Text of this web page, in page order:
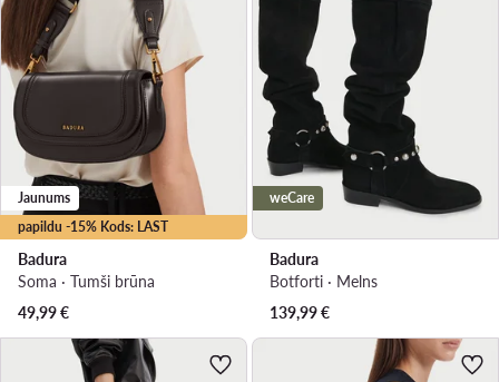
papildu -15% Kods: LAST
Jaunums
Badura
Soma · Tumši brūna
49,99€
weCare
Badura
Botforti · Melns
139,99€